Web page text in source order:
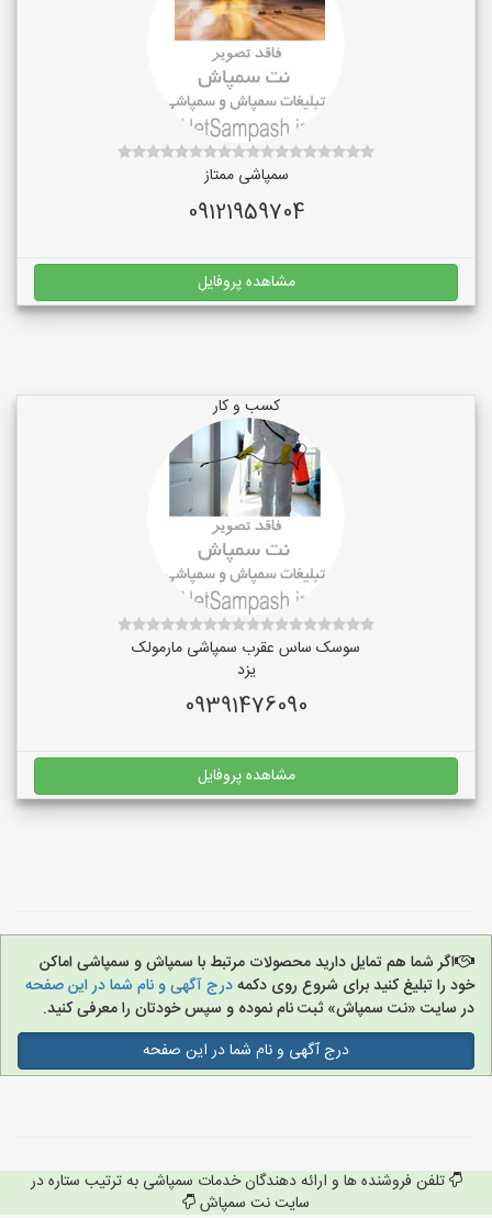
سمپاشی ممتاز
09121959704
مشاهده پروفایل
کسب و کار
سوسک ساس عقرب سمپاشی مارمولک
یزد
09391476090
مشاهده پروفایل
اگر شما هم تمایل دارید محصولات مرتبط با سمپاش و سمپاشی اماکن
خود را تبلیغ کنید برای شروع روی دکمهدرج آگهی و نام شما در این صفحه
در سایت «نت سمپاش» ثبت نام نموده و سپس خودتان را معرفی کنید.
درج آگهی و نام شما در این صفحه
تلفن فروشنده ها و ارائه دهندگان خدمات سمپاشی به ترتیب ستاره در
سایت نت سمپاش